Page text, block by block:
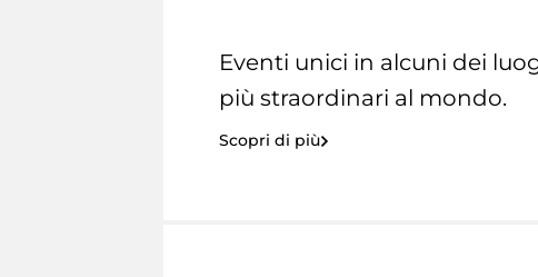
Eventi unici in alcuni dei
più straordinari al mondo.
Scopri di più